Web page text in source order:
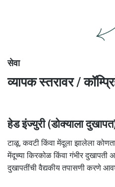
सेवा
व्यापक स्तरावर /
हेड इंज्युरी (डोक्याला
टाळू, कवटी किंवा मेंदूला झालेला
मेंदूच्या किरकोळ किंवा गंभीर दुखापती
दुखापतींची वैद्यकीय तपासणी करणे